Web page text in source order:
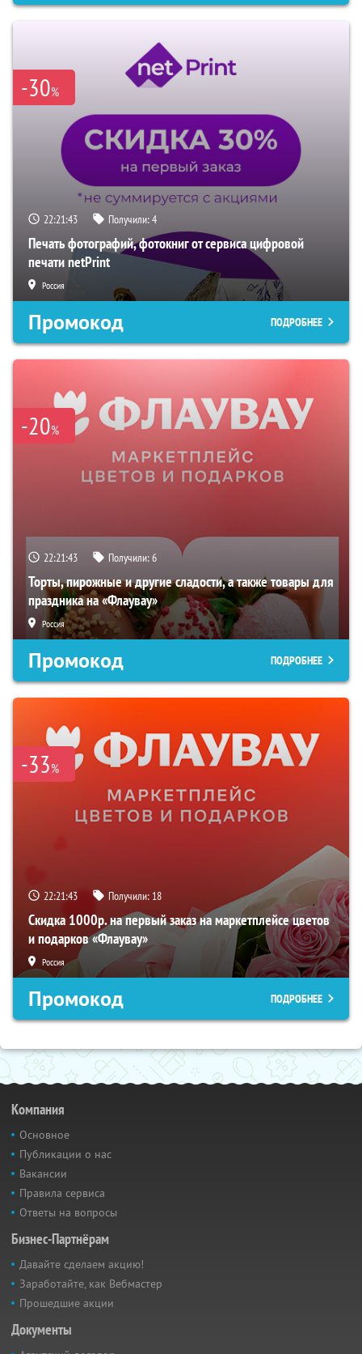
-30%
22:21:42 Получили:4
Печать фотографий, фотокниг от сервиса цифровой
печати netPrint
Россия
Промокод ПОДРОБНЕЕ
-20%
22:21:42 Получили:6
Торты, пирожные и другие сладости, а также товары для
праздника на «Флаувау»
Россия
Промокод ПОДРОБНЕЕ
-33%
22:21:42 Получили: 18
Скидка 1000р. на первый заказ на маркетплейсе цветов
и подарков «Флаувау»
Россия
Промокод ПОДРОБНЕЕ
Компания
Основное
Публикации о нас
Вакансии
Правила сервиса
Ответы на вопросы
Бизнес-Партнёрам
Давайте сделаем акцию!
Заработайте, как Вебмастер
Прошедшие акции
Документы